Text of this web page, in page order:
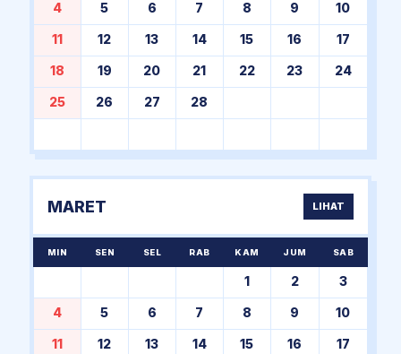
4 5 6 7 8 9 10
11 12 13 14 15 16 17
18 19 20 21 22 23 24
25 26 27 28
MARET LIHAT
MIN SEN SEL RAB KAM JUM SAB
1 2 3
4 5 6 7 8 9 10
11 12 13 14 15 16 17